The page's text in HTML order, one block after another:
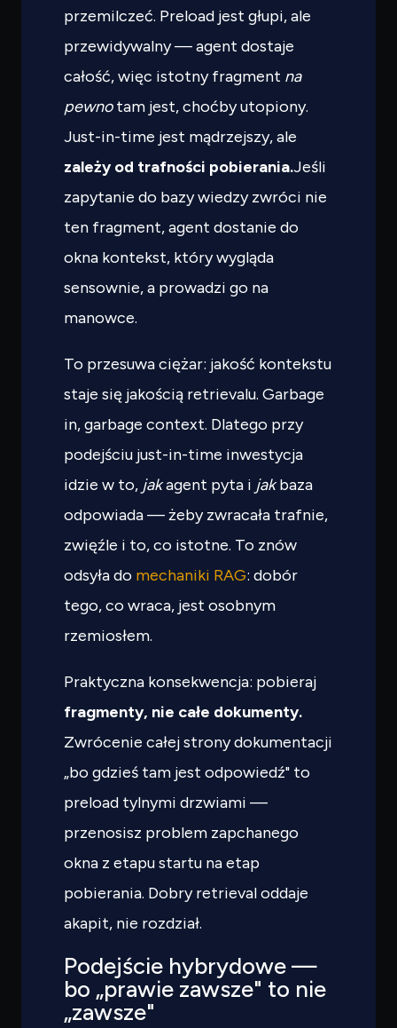
przemilczeć. Preload jest głupi, ale
przewidywalny — agent dostaje
całość, więc istotny fragment na
pewnotam jest, choćby utopiony.
Just-in-time jest mądrzejszy, ale
zależy od trafności pobierania.Jeśli
zapytanie do bazy wiedzy zwróci nie
ten fragment, agent dostanie do
okna kontekst, który wygląda
sensownie, a prowadzi go na
manowce.
To przesuwa ciężar: jakość kontekstu
staje się jakością retrievalu. Garbage
in, garbage context. Dlatego przy
podejściu just-in-time inwestycja
idzie w to, jakagent pyta i jakbaza
odpowiada — żeby zwracała trafnie,
zwięźle i to, co istotne. To znów
odsyła do mechaniki RAG: dobór
tego, co wraca, jest osobnym
rzemiosłem.
Praktyczna konsekwencja: pobieraj
fragmenty, nie całe dokumenty.
Zwrócenie całej strony dokumentacji
„bo gdzieś tam jest odpowiedź" to
preload tylnymi drzwiami —
przenosisz problem zapchanego
okna z etapu startu na etap
pobierania. Dobry retrieval oddaje
akapit, nie rozdział.
Podejście hybrydowe —
bo „prawie zawsze" to nie
„zawsze"